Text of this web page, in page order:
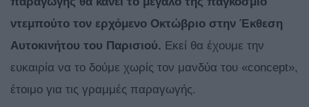
ντεμπούτο τον ερχόμενο Οκτώβριο στην Έκθεση
Αυτοκινήτου του Παρισιού. Εκεί θα έχουμε την
ευκαιρία να το δούμε χωρίς τον μανδύα του «concept»,
έτοιμο για τις γραμμές παραγωγής.